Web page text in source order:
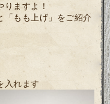
ますよ！
「もも上げ」をご紹介
入れます